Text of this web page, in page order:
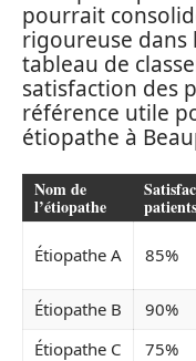
pourrait
rigoureuse dans
tableau de
satisfaction des
référence utile
étiopathe à
Nom de
l’étiopathe
Étiopathe A 85%
Étiopathe B
90%
Étiopathe C
75%